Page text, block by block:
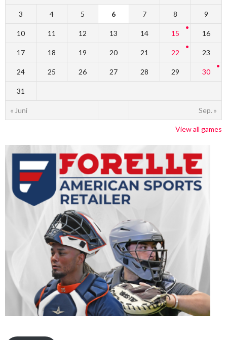
« Juni Sep. »
3 4 5 6 7 8 9
10 11 12 13 14 15 16
17 18 19 20 21 22 23
24 25 26 27 28 29 30
31
View all games